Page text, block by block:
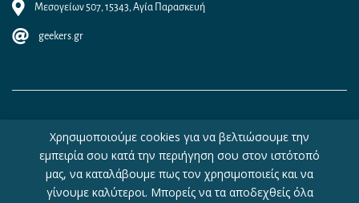
Μεσογείων 507, 15343, Αγία Παρασκευή
geekers.gr
Χρησιμοποιούμε cookies για να βελτιώσουμε την
εμπειρία σου κατά την περιήγηση σου στον ιστότοπό
μας, να καταλάβουμε πως τον χρησιμοποιείς και να
γίνουμε καλύτεροι. Μπορείς να τα αποδεχθείς όλα